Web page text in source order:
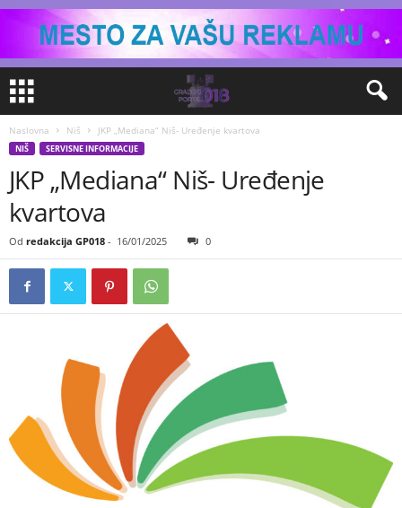
Naslovna Niš JKP „Mediana“ Niš- Uređenje kvartova
NIŠ SERVISNE INFORMACIJE
JKP „Mediana“ Niš- Uređenje
kvartova
Od redakcija GP018 - 16/01/2025 0